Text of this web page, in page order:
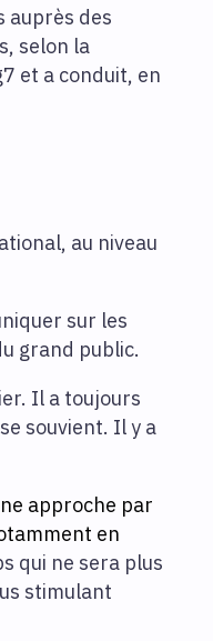
auprès des
selon la
et a conduit, en
au niveau
sur les
grand public.
Il a toujours
souvient. Il y a
approche par
en
qui ne sera plus
stimulant